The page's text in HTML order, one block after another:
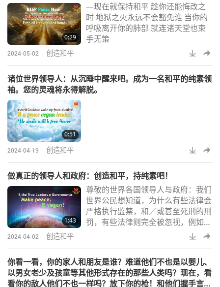
0:29
—现在就保持和平 趁你还能悔改之
时 地狱之火永远不会豁免谁 当你的
呼吸离开你的肺部 就连诸天堂也束
手无策
2024-05-02 创造和平
诸位世界领导人：从沉睡中醒来吧。成为一名和平的纯素领
袖。您的灵魂将永得解脱。
0:51
2024-04-19 创造和平
做真正的领导人和政府：创造和平，持纯素吧！
1:43
尊敬的世界各国领导人与政府：我们
世界公民想知道，为什么有些法律会
严格执行监禁，和／或甚至死刑的刑
罚，有些法律则完全被忽视，例如在
屠宰场或在别处，甚至在感恩节／圣
诞节等等节日，以至仁至慈的上帝之
谋杀动物族人…供你们所有领导人和
员工食用，甚至在你们每日的餐桌
2024-04-02 创造和平
你看一看，你的家人和朋友是谁？难道他们不也是以婴儿、
以男女老少及孩童等其他形式存在的那些人类吗？现在，看
看你的敌人他们不也一样吗？放下你的枪！和他们握手言和